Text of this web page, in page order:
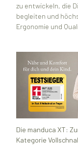
zu entwickeln, die
begleiten und
Ergonomie und
Die manduca XT:
Kategorie